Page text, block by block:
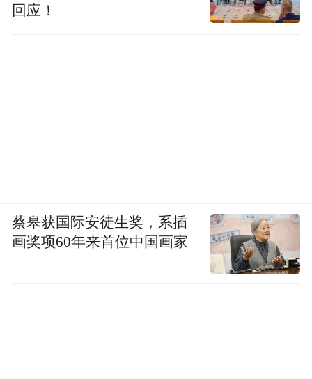
回应！
蔡皋获国际安徒生奖，系插
画奖项60年来首位中国画家